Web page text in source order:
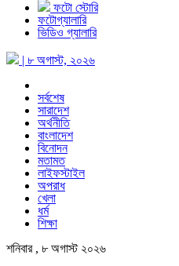
ফটো স্টোরি
ফটোগ্যালারি
ভিডিও গ্যালারি
| ৮ অগাস্ট, ২০২৬
সর্বশেষ
সারাদেশ
অর্থনীতি
বাংলাদেশ
বিনোদন
মতামত
লাইফস্টাইল
অপরাধ
খেলা
ধর্ম
শিক্ষা
শনিবার , ৮ অগাস্ট ২০২৬